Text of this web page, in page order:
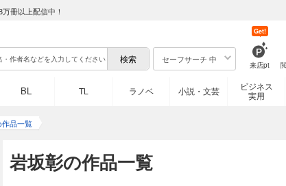
冊以上配信中！
セーフサーチ 中
来店pt
Get!
BL TL ラノベ 小説・文芸
ビジネス
実用
品一覧
岩坂彰の作品一覧